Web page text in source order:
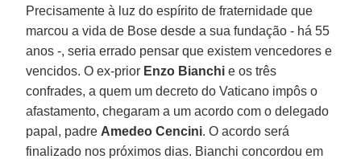
Precisamente à luz do espírito de fraternidade que
marcou a vida de Bose desde a sua fundação - há 55
anos -, seria errado pensar que existem vencedores e
vencidos. O ex-prior Enzo Bianchi e os três
confrades, a quem um decreto do Vaticano impôs o
afastamento, chegaram a um acordo com o delegado
papal, padre Amedeo Cencini. O acordo será
finalizado nos próximos dias. Bianchi concordou em